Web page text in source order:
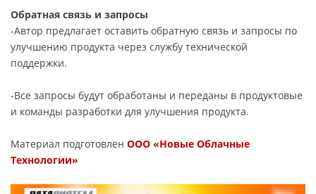
Обратная связь и запросы
-Автор предлагает оставить обратную связь и запросы по
улучшению продукта через службу технической
поддержки.
-Все запросы будут обработаны и переданы в продуктовые
и команды разработки для улучшения продукта.
Материал подготовлен ООО «Новые Облачные
Технологии»